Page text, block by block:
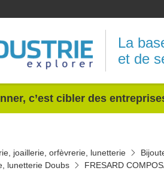
La
et de
c’est cibler des
joaillerie, orfèvrerie, lunetterie
lunetterie Doubs
FRESARD